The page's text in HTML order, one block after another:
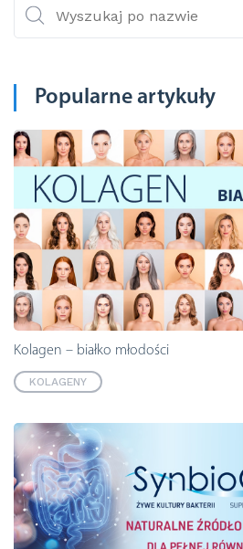
Popularne artykuły
Kolagen – białko młodości
KOLAGENY